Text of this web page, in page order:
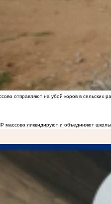
отправляют на убой коров в сельских
массово ликвидируют и объединяют